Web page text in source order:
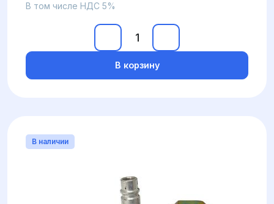
В том числе НДС 5%
В корзину
В наличии